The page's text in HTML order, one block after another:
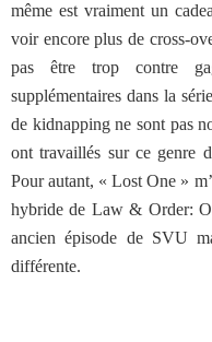
même est vraiment un
voir encore plus de cross-
pas être trop contre
supplémentaires dans la
de kidnapping ne sont pas
ont travaillés sur ce genre
Pour autant, « Lost One »
hybride de Law & Order:
ancien épisode de SVU
différente.